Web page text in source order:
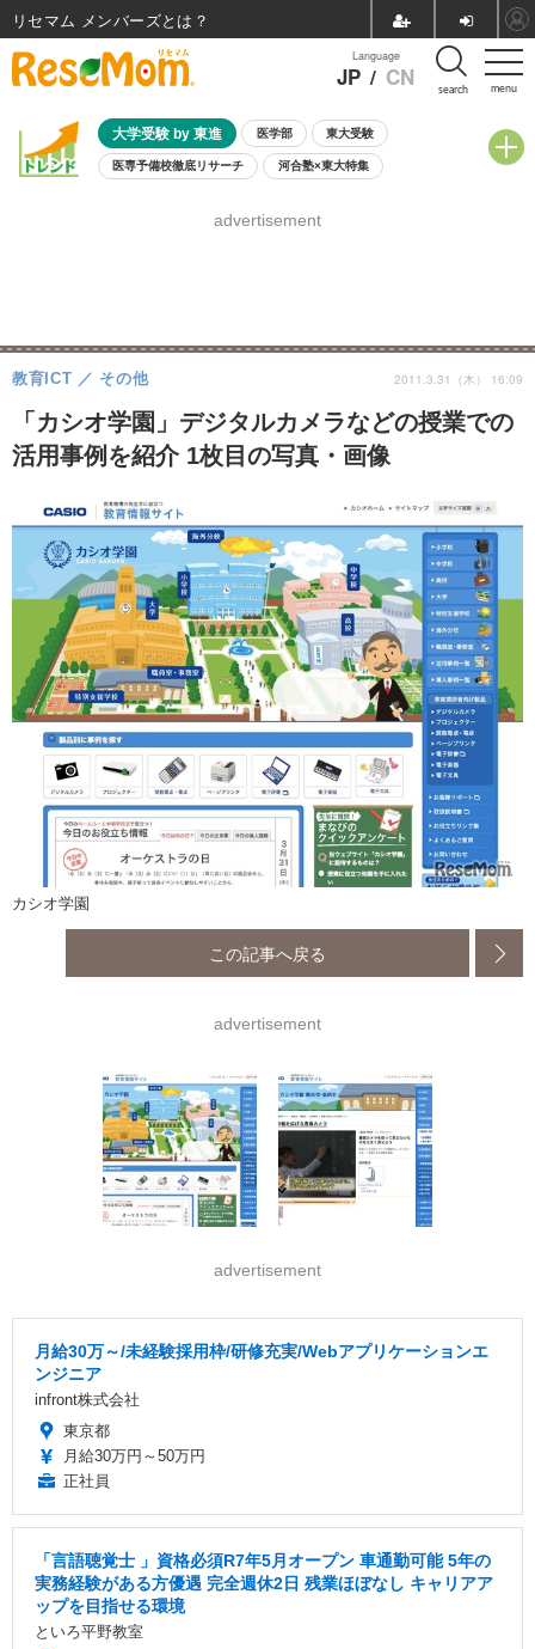
menu
Language
JP / CN search
大学受験 by 東進 医学部 東大受験
医専予備校徹底リサーチ 河合塾×東大特集
8月開催学校説明会・相談会
advertisement
「カシオ学園」デジタルカメラなどの授業での
活用事例を紹介 1枚目の写真・画像
教育ICT その他 2011.3.31（木） 16:09
カシオ学園
この記事へ戻る
advertisement
advertisement
月給30万～/未経験採用枠/研修充実/Webアプリケーションエ
ンジニア
infront株式会社
東京都
月給30万円～50万円
正社員
「言語聴覚士 」資格必須R7年5月オープン 車通勤可能 5年の
実務経験がある方優遇 完全週休2日 残業ほぼなし キャリアア
ップを目指せる環境
といろ平野教室
リセマム メンバーズ